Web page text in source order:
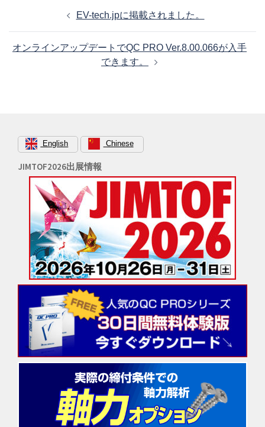
ナ
ビ
ン
EV-tech.jpに掲載されました。
オンラインアップデートでQC PRO Ver.8.00.066が入手
できます。
English Chinese
JIMTOF2026出展情報